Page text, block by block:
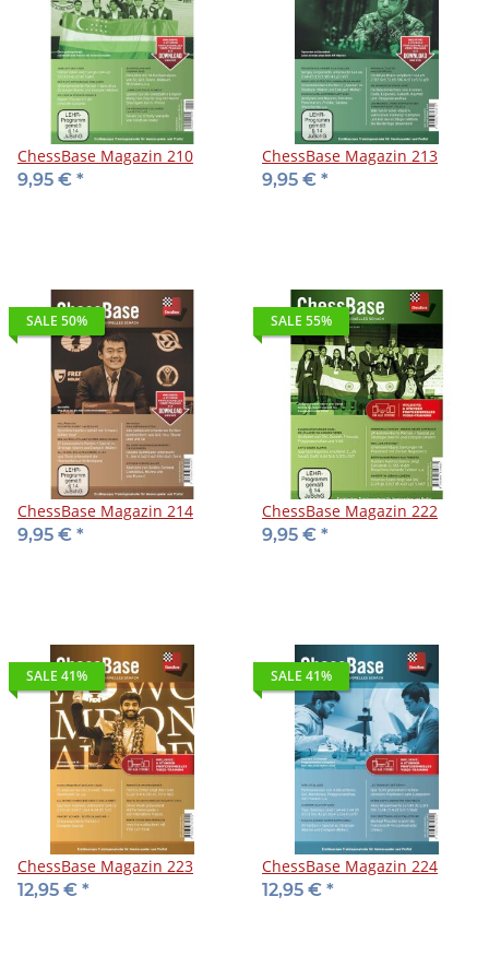
ChessBase Magazin 210
9,95 € *
ChessBase Magazin 213
9,95 € *
SALE 50%
ChessBase Magazin 214
9,95 € *
SALE 55%
ChessBase Magazin 222
9,95 € *
SALE 41%
ChessBase Magazin 223
12,95 € *
SALE 41%
ChessBase Magazin 224
12,95 € *